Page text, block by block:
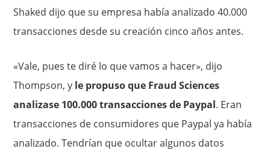
Shaked dijo que su empresa había analizado 40.000
transacciones desde su creación cinco años antes.
«Vale, pues te diré lo que vamos a hacer», dijo
Thompson, y le propuso que Fraud Sciences
analizase 100.000 transacciones de Paypal. Eran
transacciones de consumidores que Paypal ya había
analizado. Tendrían que ocultar algunos datos